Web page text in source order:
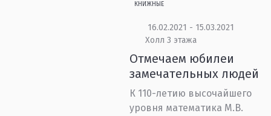
КНИЖНЫЕ
16.02.2021 - 15.03.2021
Холл 3 этажа
Отмечаем юбилеи
замечательных людей
К 110-летию высочайшего
уровня математика М.В.